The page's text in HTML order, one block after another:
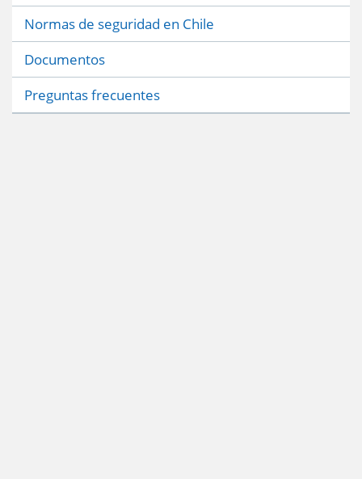
Normas de seguridad en Chile
Documentos
Preguntas frecuentes